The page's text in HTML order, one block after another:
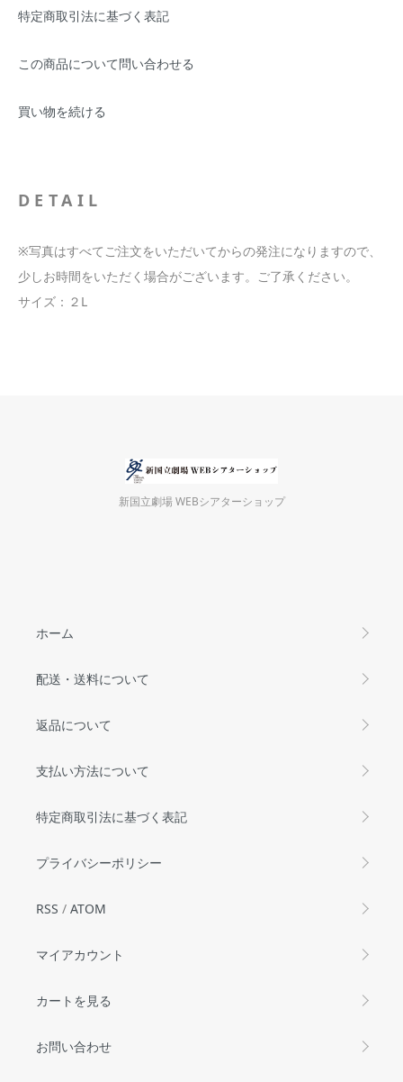
特定商取引法に基づく表記
この商品について問い合わせる
買い物を続ける
DETAIL
※写真はすべてご注文をいただいてからの発注になりますので、
少しお時間をいただく場合がございます。ご了承ください。
サイズ：２L
新国立劇場 WEBシアターショップ
ホーム
配送・送料について
返品について
支払い方法について
特定商取引法に基づく表記
プライバシーポリシー
RSS / ATOM
マイアカウント
カートを見る
お問い合わせ